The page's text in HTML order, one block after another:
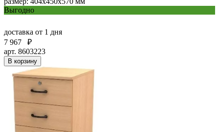
Выгодно
доставка от 1 дня
7 967
₽
арт. 8603223
В корзину